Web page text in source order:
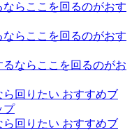
らここを回るのがおす
らここを回るのがおす
ならここを回るのがお
回りたい おすすめブ
プ
回りたい おすすめブ